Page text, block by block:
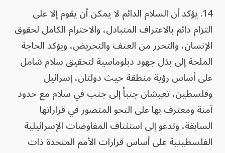
14. يؤكد أن السلام الدائم لا يمكن أن يقوم إلا على
التزام دائم بالاعتراف المتبادل، والاحترام الكامل لحقوق
الإنسان، والتحرر من العنف والتحريض، ويؤكد الحاجة
الملحة إلى بذل جهود دبلوماسية لتحقيق سلام شامل
على أساس رؤية منطقة حيث دولتان، إسرائيل
وفلسطين، تعيشان جنباً إلى جنب في سلام مع حدود
آمنة ومعترف بها على النحو المتصور في قراراتها
السابقة، وتدعو إلى استئناف المفاوضات الإسرائيلية
الفلسطينية على أساس قرارات الأمم المتحدة ذات